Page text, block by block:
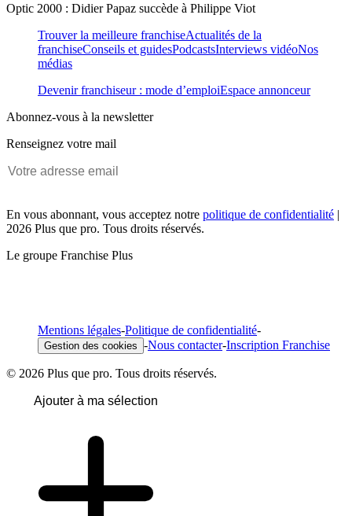
Optic 2000 : Didier Papaz succède à Philippe Viot
Trouver la meilleure franchiseActualités de la
franchiseConseils et guidesPodcastsInterviews vidéoNos
médias
Devenir franchiseur : mode d’emploiEspace annonceur
Abonnez-vous à la newsletter
Renseignez votre mail
En vous abonnant, vous acceptez notre politique de confidentialité |
2026 Plus que pro. Tous droits réservés.
Le groupe Franchise Plus
Mentions légales-Politique de confidentialité-
Gestion des cookies -Nous contacter-Inscription Franchise
© 2026 Plus que pro. Tous droits réservés.
Ajouter à ma sélection